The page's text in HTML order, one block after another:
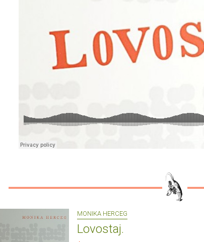
MONIKA HERCEG
Lovostaj.